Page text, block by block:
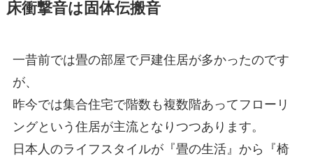
床衝撃音は固体伝搬音
一昔前では畳の部屋で戸建住居が多かったのです
が、
昨今では集合住宅で階数も複数階あってフローリ
ングという住居が主流となりつつあります。
日本人のライフスタイルが『畳の生活』から『椅